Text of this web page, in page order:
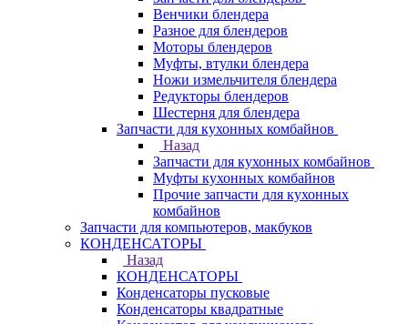
Венчики блендера
Разное для блендеров
Моторы блендеров
Муфты, втулки блендера
Ножи измельчителя блендера
Редукторы блендеров
Шестерня для блендера
Запчасти для кухонных комбайнов
Назад
Запчасти для кухонных комбайнов
Муфты кухонных комбайнов
Прочие запчасти для кухонных
комбайнов
Запчасти для компьютеров, макбуков
КОНДЕНСАТОРЫ
Назад
КОНДЕНСАТОРЫ
Конденсаторы пусковые
Конденсаторы квадратные